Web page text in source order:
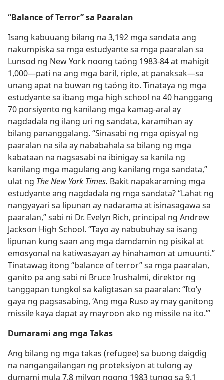
“Balance of Terror” sa Paaralan
Isang kabuuang bilang na 3,192 mga sandata ang
nakumpiska sa mga estudyante sa mga paaralan sa
Lunsod ng New York noong taóng 1983-84 at mahigit
1,000​—pati na ang mga baril, riple, at panaksak​—sa
unang apat na buwan ng taóng ito. Tinataya ng mga
estudyante sa ibang mga high school na 40 hanggang
70 porsiyento ng kanilang mga kamag-aral ay
nagdadala ng ilang uri ng sandata, karamihan ay
bilang pananggalang. “Sinasabi ng mga opisyal ng
paaralan na sila ay nababahala sa bilang ng mga
kabataan na nagsasabi na ibinigay sa kanila ng
kanilang mga magulang ang kanilang mga sandata,”
ulat ng The New York Times. Bakit napakaraming mga
estudyante ang nagdadala ng mga sandata? “Lahat ng
nangyayari sa lipunan ay nadarama at isinasagawa sa
paaralan,” sabi ni Dr. Evelyn Rich, principal ng Andrew
Jackson High School. “Tayo ay nabubuhay sa isang
lipunan kung saan ang mga damdamin ng pisikal at
emosyonal na katiwasayan ay hinahamon at umuunti.”
Tinatawag itong “balance of terror” sa mga paaralan,
ganito pa ang sabi ni Bruce Irushalmi, direktor ng
tanggapan tungkol sa kaligtasan sa paaralan: “Ito’y
gaya ng pagsasabing, ‘Ang mga Ruso ay may ganitong
missile kaya dapat ay mayroon ako ng missile na ito.’”
Dumarami ang mga Takas
Ang bilang ng mga takas (refugee) sa buong daigdig
na nangangailangan ng proteksiyon at tulong ay
dumami mula 7.8 milyon noong 1983 tungo sa 9.1